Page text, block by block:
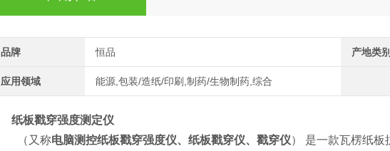
品牌 恒品 产地类
应用领域 能源,包装/造纸/印刷,制药/生物制药,综合
纸板戳穿强度测定仪
（又称电脑测控纸板戳穿强度仪、纸板戳穿仪、戳穿仪） 是一款瓦楞纸